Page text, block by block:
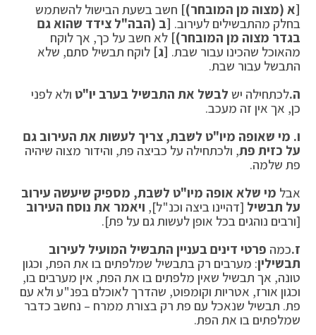
[א (מצוה מן המובחר)] חשב בשעת הבישול להשתמש
בחלק מהתבשילים לעירוב. [ב (הבה"ל צידד שהוא גם
בגדר מצוה מן המובחר)] לא חשב על כך, אך לוקח
מהאוכל שהכינו עבור שבת. [ג] לוקח תבשיל סתם, שלא
התבשל עבור שבת.
ה.לכתחילה יש לבשל את התבשיל בערב יו"ט ולא לפני
כן, אך אין זה מעכב.
ו. מי שאופה מיו"ט לשבת, צריך לעשות את העירוב גם
על כזית פת, ולכתחילה על כביצה פת, והידור מצוה שיהיה
פת שלמה.
אבל מי שלא אופה מיו"ט לשבת, מספיק שיעשה עירוב
על תבשיל [דהיינו ביצה וכנ"ל], ויאמר את נוסח העירוב
[ורבים נוהגים בכל אופן לעשות גם על פת].
ז.כמה פרטי דינים בעניין התבשיל המועיל לעירוב
תבשילין: מערבים רק בתבשיל שמלפתים בו את הפת, וכגון
טונה, אך תבשיל שאין מלפתים בו את הפת, אין מערבים בו,
וכגון אורז, אטריות וקומפוט, שהדרך לאוכלם בפנ"ע ולא עם
פת. תבשיל שנאכל עם פת רק בצורת ממרח – נחשב כדבר
שמלפתים בו את הפת.